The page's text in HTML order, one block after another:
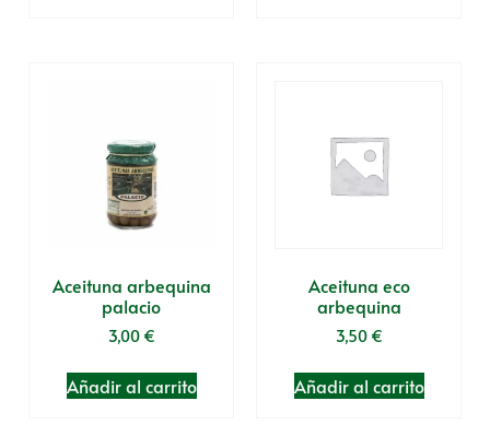
Aceituna arbequina
palacio
3,00 €
Añadir al carrito
Aceituna eco
arbequina
3,50 €
Añadir al carrito